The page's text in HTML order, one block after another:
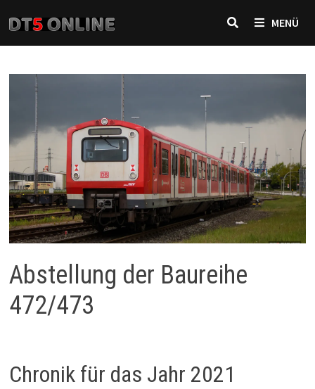
zum
Inhalt
MENÜ
Abstellung der Baureihe
472/473
Chronik für das Jahr 2021